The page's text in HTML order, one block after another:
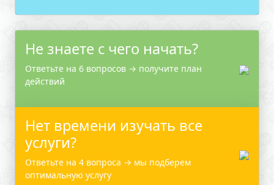
Не знаете с чего начать?
Ответьте на 6 вопросов → получите план
действий
Нет времени изучать все
услуги?
Ответьте на 4 вопроса → мы подберем
оптимальную услугу